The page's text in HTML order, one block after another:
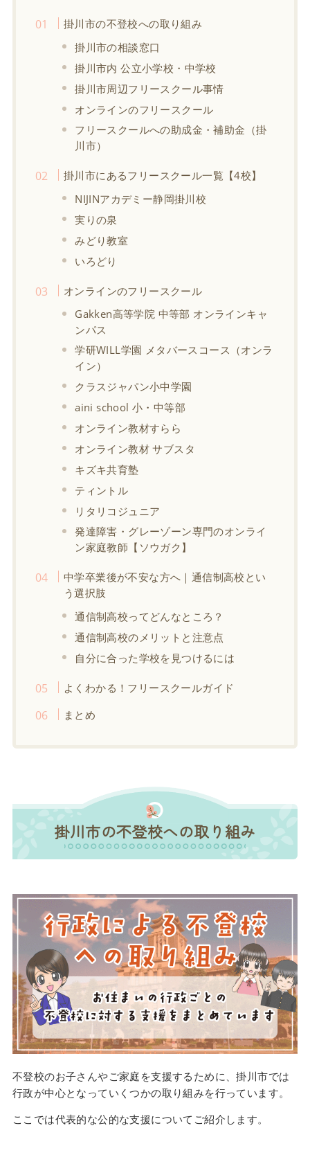
掛川市の不登校への取り組み
掛川市の相談窓口
掛川市内 公立小学校・中学校
掛川市周辺フリースクール事情
オンラインのフリースクール
フリースクールへの助成金・補助金（掛
川市）
掛川市にあるフリースクール一覧【4校】
NIJINアカデミー静岡掛川校
実りの泉
みどり教室
いろどり
オンラインのフリースクール
Gakken高等学院 中等部 オンラインキャ
ンパス
学研WILL学園 メタバースコース（オンラ
イン）
クラスジャパン小中学園
aini school 小・中等部
オンライン教材すらら
オンライン教材 サブスタ
キズキ共育塾
ティントル
リタリコジュニア
発達障害・グレーゾーン専門のオンライ
ン家庭教師【ソウガク】
中学卒業後が不安な方へ｜通信制高校とい
う選択肢
通信制高校ってどんなところ？
通信制高校のメリットと注意点
自分に合った学校を見つけるには
よくわかる！フリースクールガイド
まとめ
掛川市の不登校への取り組み
不登校のお子さんやご家庭を支援するために、掛川市では
行政が中心となっていくつかの取り組みを行っています。
ここでは代表的な公的な支援についてご紹介します。